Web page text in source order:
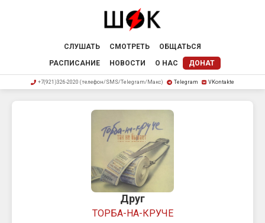
СЛУШАТЬ СМОТРЕТЬ
ОБЩАТЬСЯ
РАСПИСАНИЕ
НОВОСТИ О НАС ДОНАТ
+7(921)326-2020 (телефон/SMS/Telegram/Макс) Telegram VKontakte
Друг
ТОРБА-НА-КРУЧЕ